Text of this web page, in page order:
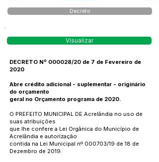
Decreto
Visualizar
DECRETO Nº 000028/20 de 7 de Fevereiro de
2020
Abre crédito adicional - suplementar - originário
do orçamento
geral no Orçamento programa de 2020.
O PREFEITO MUNICIPAL DE Acrelândia no uso de
suas atribuições
que lhe confere a Lei Orgânica do Município de
Acrelândia e autorização
contida na Lei Municipal nº 000703/19 de 18 de
Dezembro de 2019.